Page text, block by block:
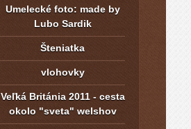
Umelecké foto: made by
Lubo Sardik
Šteniatka
vlohovky
Veľká Británia 2011 - cesta
okolo "sveta" welshov